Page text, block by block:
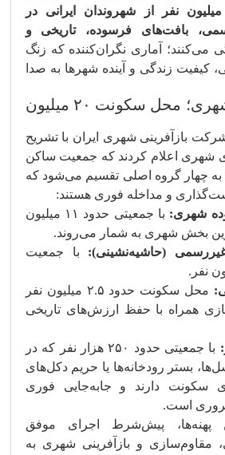
حدود ۲۰ میلیون نفر از شهروندان ایرانی در
بافت‌های فرسوده، تاریخی و
می‌کنند؛ آماری نگران‌کننده که زنگ
کیفیت زندگی و آینده شهرها به صدا
۴ پهنه ناکارآمد شهری؛ محل سکونت ۲۰ میلیون
بازآفرینی شهری ایران با تشریح
شهری اعلام کردند که جمعیت ساکن
به چهار گروه اصلی تقسیم می‌شود که
و مداخله فوری هستند:
شهری:
با جمعیتی حدود ۱۱ میلیون
بخش شهری به شمار می‌روند.
(حاشیه‌نشینی): با جمعیت
محل سکونت حدود ۲.۵ میلیون نفر
همراه با حفظ ارزش‌های تاریخی
با جمعیتی حدود ۲۵۰ هزار نفر که در
بستر رودخانه‌ها یا حریم دکل‌های
سکونت دارند و جابه‌جایی فوری
است.
پهنه‌ها، پیش‌شرط اجرای موفق
مقاوم‌سازی و بازآفرینی شهری به